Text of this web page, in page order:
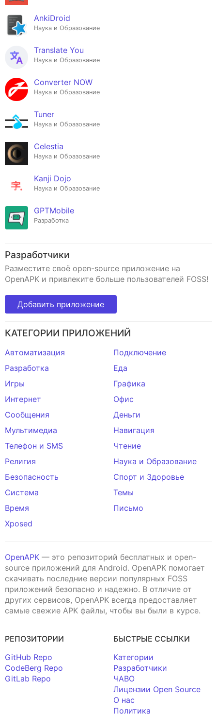
AnkiDroid
Наука и Образование
Translate You
Наука и Образование
Converter NOW
Наука и Образование
Tuner
Наука и Образование
Celestia
Наука и Образование
Kanji Dojo
Наука и Образование
GPTMobile
Разработка
Разработчики
Разместите своё open-source приложение на
OpenAPK и привлеките больше пользователей FOSS!
Добавить приложение
КАТЕГОРИИ ПРИЛОЖЕНИЙ
Автоматизация
Подключение
Разработка
Еда
Игры
Графика
Интернет
Офис
Сообщения
Деньги
Мультимедиа
Навигация
Телефон и SMS
Чтение
Религия
Наука и Образование
Безопасность
Спорт и Здоровье
Система
Темы
Время
Письмо
Xposed
OpenAPK — это репозиторий бесплатных и open-
source приложений для Android. OpenAPK помогает
скачивать последние версии популярных FOSS
приложений безопасно и надежно. В отличие от
других сервисов, OpenAPK всегда предоставляет
самые свежие APK файлы, чтобы вы были в курсе.
РЕПОЗИТОРИИ
GitHub Repo
CodeBerg Repo
GitLab Repo
БЫСТРЫЕ ССЫЛКИ
Категории
Разработчики
ЧАВО
Лицензии Open Source
О нас
Политика